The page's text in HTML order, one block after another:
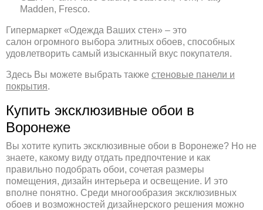
Madden, Fresco.
Гипермаркет «Одежда Ваших стен» – это
салон огромного выбора элитных обоев, способных
удовлетворить самый изысканный вкус покупателя.
Здесь Вы можете выбрать также стеновые панели и
покрытия.
Купить эксклюзивные обои в
Воронеже
Вы хотите купить эксклюзивные обои в Воронеже? Но не
знаете, какому виду отдать предпочтение и как
правильно подобрать обои, сочетая размеры
помещения, дизайн интерьера и освещение. И это
вполне понятно. Среди многообразия эксклюзивных
обоев и возможностей дизайнерского решения можно